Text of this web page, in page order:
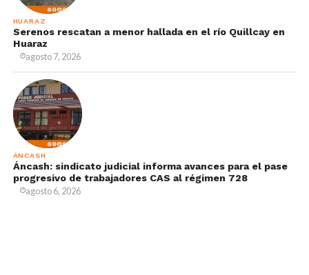
HUARAZ
Serenos rescatan a menor hallada en el río Quillcay en
Huaraz
agosto 7, 2026
ÁNCASH
Áncash: sindicato judicial informa avances para el pase
progresivo de trabajadores CAS al régimen 728
agosto 6, 2026